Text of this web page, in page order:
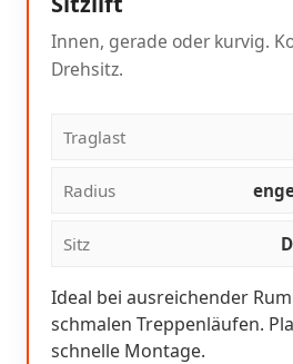
Innen, gerade oder kurvig.
Drehsitz.
Traglast
Radius
Sitz
Ideal bei ausreichender
schmalen Treppenläufen.
schnelle Montage.